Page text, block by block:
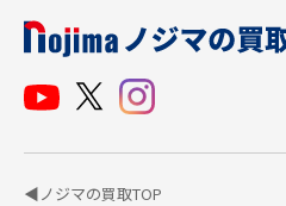
◀ノジマの買取TOP